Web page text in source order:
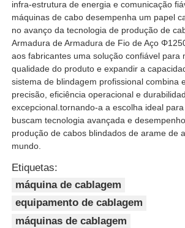
infra-estrutura de energia e comunicação
máquinas de cabo desempenha um papel
no avanço da tecnologia de produção de
Armadura de Armadura de Fio de Aço
aos fabricantes uma solução confiável para
qualidade do produto e expandir a
sistema de blindagem profissional combina
precisão, eficiência operacional e
excepcional.tornando-a a escolha ideal
buscam tecnologia avançada e
produção de cabos blindados de arame de
mundo.
Etiquetas:
máquina de cablagem
equipamento de cablagem
máquinas de cablagem